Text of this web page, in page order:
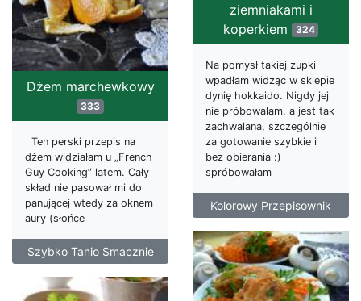
Dżem marchewkowy
333
Ten perski przepis na
dżem widziałam u „French
Guy Cooking” latem. Cały
skład nie pasował mi do
panującej wtedy za oknem
aury (słońce
Szybko Tanio Smacznie
ziemniakami i
koperkiem
324
Na pomysł takiej zupki
wpadłam widząc w sklepie
dynię hokkaido. Nigdy jej
nie próbowałam, a jest tak
zachwalana, szczególnie
za gotowanie szybkie i
bez obierania :)
spróbowałam
Kolorowy Przepisownik